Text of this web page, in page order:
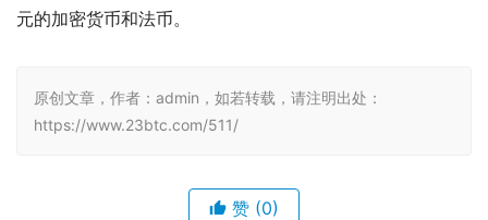
元的加密货币和法币。
原创文章，作者：admin，如若转载，请注明出处：
https://www.23btc.com/511/
赞 (0)